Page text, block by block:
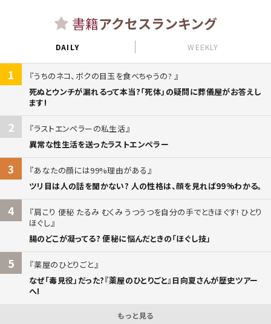
書籍アクセスランキング
DAILY WEEKLY
1
うちのネコ、ボクの目玉を食べちゃうの?
死ぬとウンチが漏れるって本当?「死体」の疑問に葬儀屋がお答えし
ます!
2
ラストエンペラーの私生活
異常な性生活を送ったラストエンペラー
3
あなたの顔には99%理由がある
ツリ目は人の話を聞かない? 人の性格は、顔を見れば99%わかる。
4
肩こり 便秘 たるみ むくみ うつうつを自分の手でときほぐす! ひとり
ほぐし
腸のどこが凝ってる? 便秘に悩んだときの「ほぐし技」
5
薬屋のひとりごと
なぜ「毒見役」だった?『薬屋のひとりごと』日向夏さんが歴史ツアー
へ!
もっと見る